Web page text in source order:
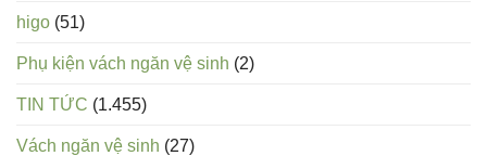
higo (51)
Phụ kiện vách ngăn vệ sinh (2)
TIN TỨC (1.455)
Vách ngăn vệ sinh (27)